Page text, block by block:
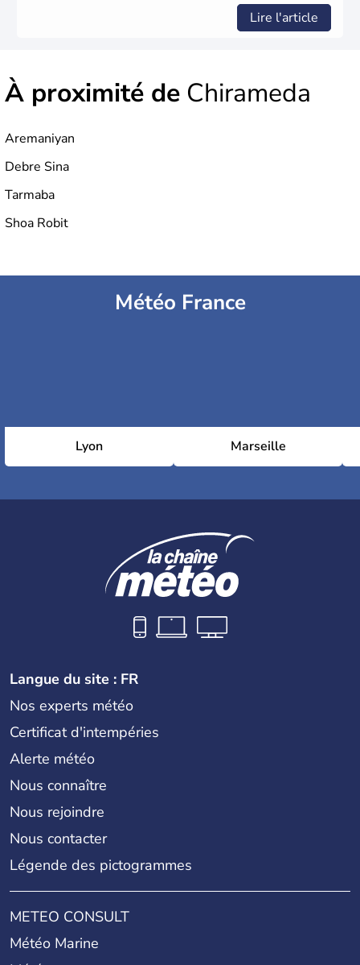
Lire l'article
À proximité de Chirameda
Aremaniyan
Debre Sina
Tarmaba
Shoa Robit
Météo France
Lyon Marseille
Langue du site : FR
Nos experts météo
Certificat d'intempéries
Alerte météo
Nous connaître
Nous rejoindre
Nous contacter
Légende des pictogrammes
METEO CONSULT
Météo Marine